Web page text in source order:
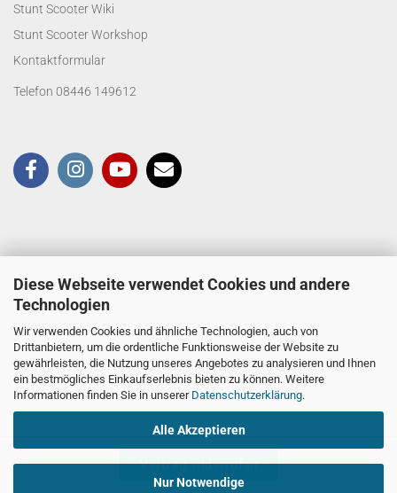
Diese Webseite verwendet Cookies und andere
Technologien
Wir verwenden Cookies und ähnliche Technologien, auch von
Drittanbietern, um die ordentliche Funktionsweise der Website zu
gewährleisten, die Nutzung unseres Angebotes zu analysieren und Ihnen
ein bestmögliches Einkaufserlebnis bieten zu können. Weitere
Informationen finden Sie in unserer Datenschutzerklärung.
Alle Akzeptieren
Nur Notwendige
Stunt Scooter Wiki
Stunt Scooter Workshop
Kontaktformular
Telefon 08446 149612
Vertrag widerrufen